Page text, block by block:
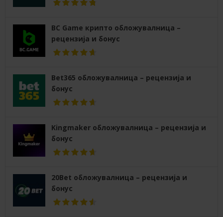
BC Game крипто обложувалница –
рецензија и бонус
Bet365 обложувалница – рецензија и
бонус
Kingmaker обложувалница – рецензија и
бонус
20Bet обложувалница – рецензија и
бонус